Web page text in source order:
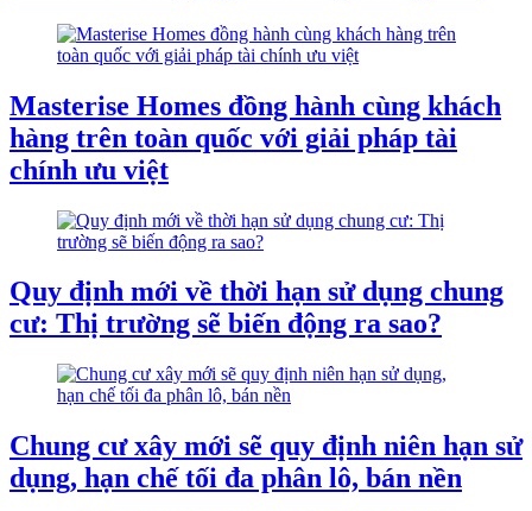
Masterise Homes đồng hành cùng khách
hàng trên toàn quốc với giải pháp tài
chính ưu việt
Quy định mới về thời hạn sử dụng chung
cư: Thị trường sẽ biến động ra sao?
Chung cư xây mới sẽ quy định niên hạn sử
dụng, hạn chế tối đa phân lô, bán nền